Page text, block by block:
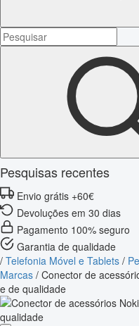
Pesquisas recentes
Envio grátis +60€
Devoluções em 30 dias
Pagamento 100% seguro
Garantia de qualidade
/ Telefonia Móvel e Tablets /
Marcas / Conector de
e de qualidade